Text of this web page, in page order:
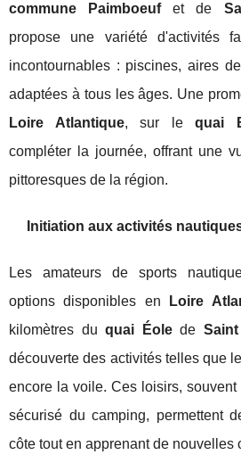
commune Paimboeufet de
propose une variété d'activités
incontournables : piscines, aires
adaptées à tous les âges. Une
Loire Atlantique, sur lequai
compléter la journée, offrant une
pittoresques de la région.
Initiation aux activités
Les amateurs de sports
options disponibles en
Loire
kilomètres duquai Éolede
découverte des activités telles que
encore la voile. Ces loisirs,
sécurisé du camping, permettent
côte tout en apprenant de nouvelles